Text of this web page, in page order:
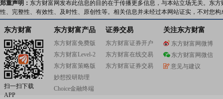
郑重声明： 东方财富网发布此信息的目的在于传播更多信息，与本站立场无关。东
性、完整性、有效性、及时性、原创性等。相关信息并未经过本网站证实，不对您
东方财富
扫一扫下载
APP
东方财富产品
东方财富免费版
东方财富Level-2
东方财富策略版
妙想投研助理
Choice金融终端
证券交易
东方财富证券开户
东方财富在线交易
东方财富证券交易
关注东方财富
东方财富网微博
东方财富网微信
意见与建议